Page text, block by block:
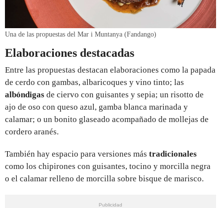
Una de las propuestas del Mar i Muntanya (Fandango)
Elaboraciones destacadas
Entre las propuestas destacan elaboraciones como la papada
de cerdo con gambas, albaricoques y vino tinto; las
albóndigas de ciervo con guisantes y sepia; un risotto de
ajo de oso con queso azul, gamba blanca marinada y
calamar; o un bonito glaseado acompañado de mollejas de
cordero aranés.
También hay espacio para versiones más tradicionales
como los chipirones con guisantes, tocino y morcilla negra
o el calamar relleno de morcilla sobre bisque de marisco.